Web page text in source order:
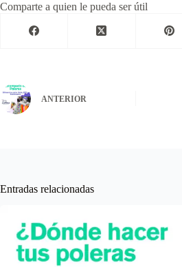
Comparte a quien le pueda ser útil
ANTERIOR
Entradas relacionadas